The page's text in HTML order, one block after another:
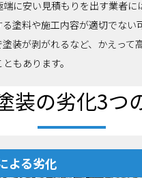
に安い見積もりを出す業者に
る塗料や施工内容が適切でない
塗装が剥がれるなど、かえって
もあります。
装の劣化3つ
よる劣化